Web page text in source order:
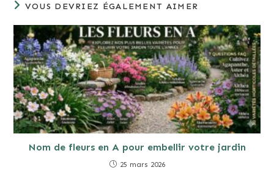
VOUS DEVRIEZ ÉGALEMENT AIMER
Nom de fleurs en A pour embellir votre jardin
25 mars 2026